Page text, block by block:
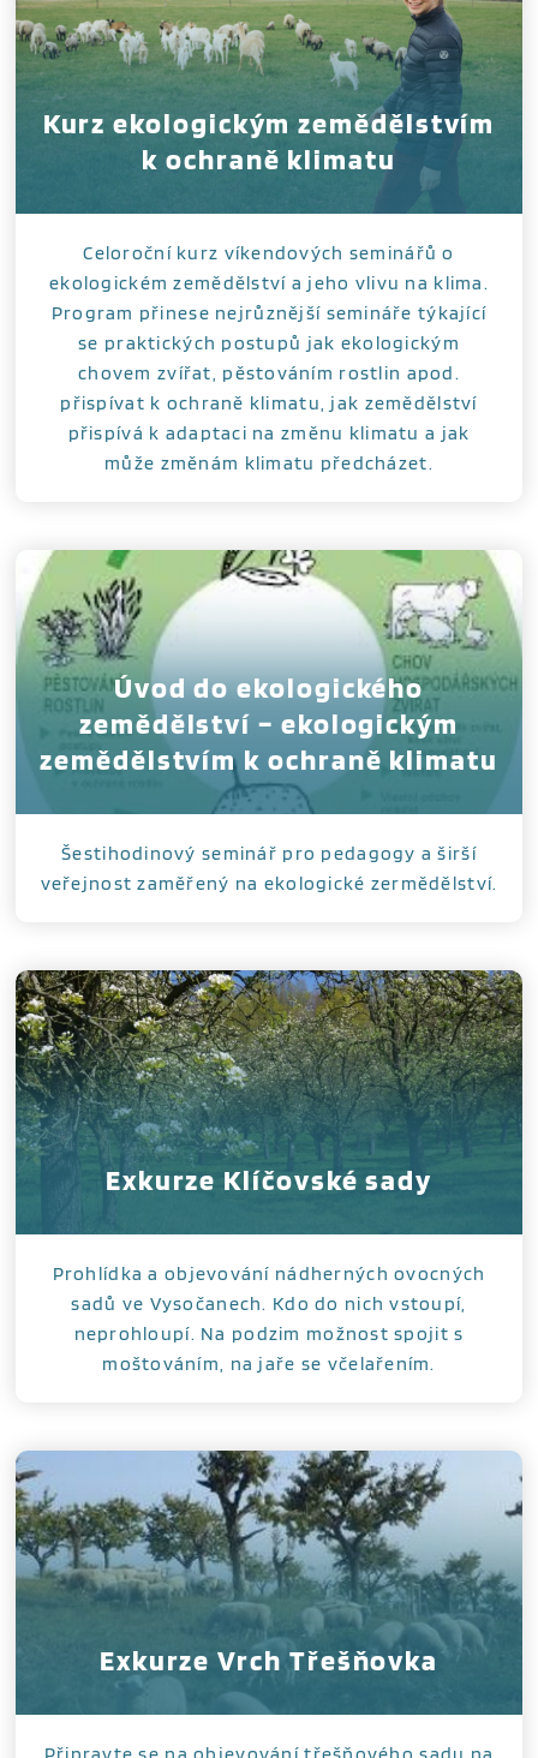
Kurz ekologickým zemědělstvím
k ochraně klimatu
Celoroční kurz víkendových seminářů o
ekologickém zemědělství a jeho vlivu na klima.
Program přinese nejrůznější semináře týkající
se praktických postupů jak ekologickým
chovem zvířat, pěstováním rostlin apod.
přispívat k ochraně klimatu, jak zemědělství
přispívá k adaptaci na změnu klimatu a jak
může změnám klimatu předcházet.
Úvod do ekologického
zemědělství – ekologickým
zemědělstvím k ochraně klimatu
Šestihodinový seminář pro pedagogy a širší
veřejnost zaměřený na ekologické zermědělství.
Exkurze Klíčovské sady
Prohlídka a objevování nádherných ovocných
sadů ve Vysočanech. Kdo do nich vstoupí,
neprohloupí. Na podzim možnost spojit s
moštováním, na jaře se včelařením.
Exkurze Vrch Třešňovka